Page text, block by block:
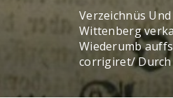
Verzeichnüs
Wittenberg
Wiederumb
corrigiret/ Durch